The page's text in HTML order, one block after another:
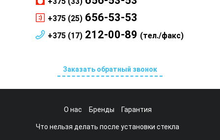
+375 (25) 656-53-53
+375 (17) 212-00-89 (тел./факс)
Заказать обратный звонок
О нас Бренды Гарантия
Что нельзя делать после установки стекла